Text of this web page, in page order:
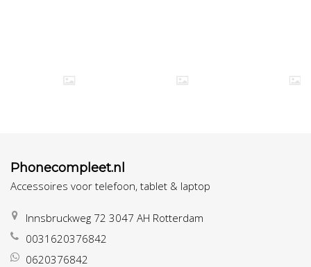
Phonecompleet.nl
Accessoires voor telefoon, tablet & laptop
Innsbruckweg 72 3047 AH Rotterdam
0031620376842
0620376842